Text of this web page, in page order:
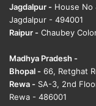
Jagdalpur - House No
Jagdalpur - 494001
Raipur - Chaubey
Madhya Pradesh -
Bhopal - 66, Retghat
Rewa - SA-3, 2nd
Rewa - 486001